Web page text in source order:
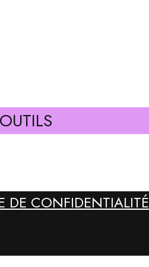
DE CONFIDENTIALITÉ